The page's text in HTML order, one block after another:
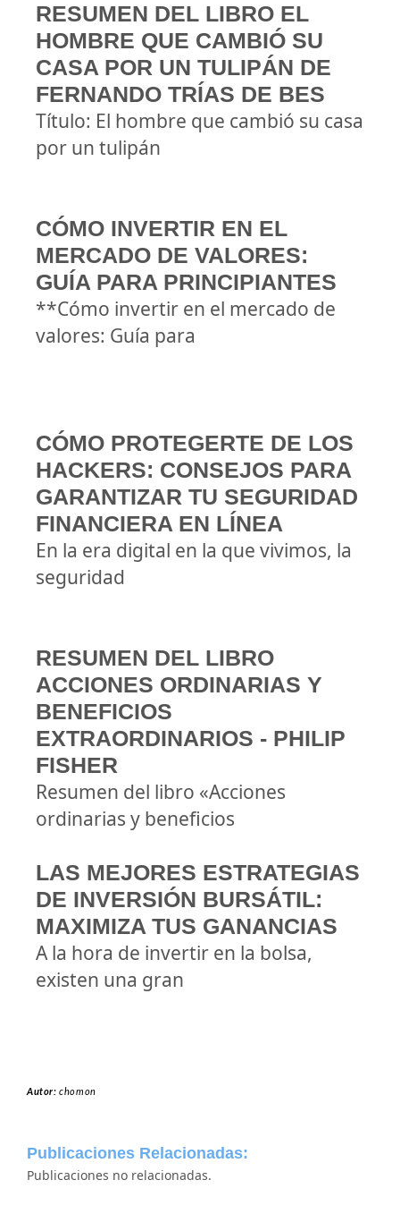
RESUMEN DEL LIBRO EL
HOMBRE QUE CAMBIÓ SU
CASA POR UN TULIPÁN DE
FERNANDO TRÍAS DE BES
Título: El hombre que cambió su casa
por un tulipán
CÓMO INVERTIR EN EL
MERCADO DE VALORES:
GUÍA PARA PRINCIPIANTES
**Cómo invertir en el mercado de
valores: Guía para
CÓMO PROTEGERTE DE LOS
HACKERS: CONSEJOS PARA
GARANTIZAR TU SEGURIDAD
FINANCIERA EN LÍNEA
En la era digital en la que vivimos, la
seguridad
RESUMEN DEL LIBRO
ACCIONES ORDINARIAS Y
BENEFICIOS
EXTRAORDINARIOS - PHILIP
FISHER
Resumen del libro «Acciones
ordinarias y beneficios
LAS MEJORES ESTRATEGIAS
DE INVERSIÓN BURSÁTIL:
MAXIMIZA TUS GANANCIAS
A la hora de invertir en la bolsa,
existen una gran
Autor:chomon
Publicaciones Relacionadas:
Publicaciones no relacionadas.